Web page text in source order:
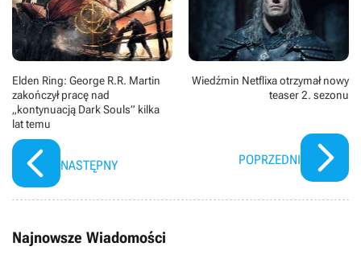
Elden Ring: George R.R. Martin
zakończył pracę nad
„kontynuacją Dark Souls” kilka
lat temu
NASTĘPNY
Wiedźmin Netflixa otrzymał nowy
teaser 2. sezonu
POPRZEDNI
Najnowsze Wiadomości